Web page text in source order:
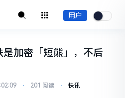
用户
加密「短熊」，不后
⋅ 201 阅读 ⋅ 快讯